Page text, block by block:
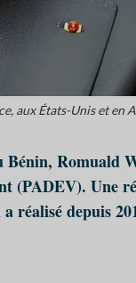
aux États-Unis et
Bénin, Romuald
(PADEV). Une
réalisé depuis